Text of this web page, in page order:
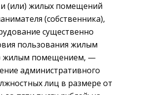
(или) жилых помещений
(собственника),
существенно
пользования жилым
жилым помещением, —
административного
лиц в размере от